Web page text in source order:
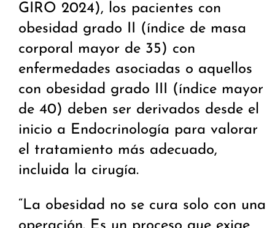
GIRO 2024), los pacientes con
obesidad grado II (índice de masa
corporal mayor de 35) con
enfermedades asociadas o aquellos
con obesidad grado III (índice mayor
de 40) deben ser derivados desde el
inicio a Endocrinología para valorar
el tratamiento más adecuado,
incluida la cirugía.
“La obesidad no se cura solo con una